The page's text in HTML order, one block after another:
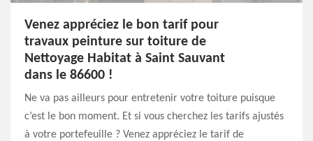
Venez appréciez le bon tarif pour
travaux peinture sur toiture de
Nettoyage Habitat à Saint Sauvant
dans le 86600 !
Ne va pas ailleurs pour entretenir votre toiture puisque
c’est le bon moment. Et si vous cherchez les tarifs ajustés
à votre portefeuille ? Venez appréciez le tarif de